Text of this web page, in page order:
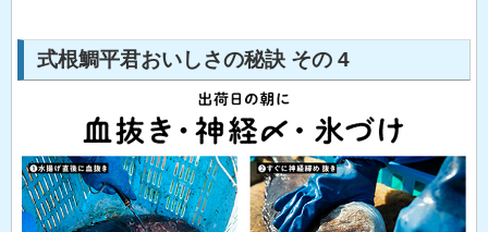
式根鯛平君おいしさの秘訣 その 4